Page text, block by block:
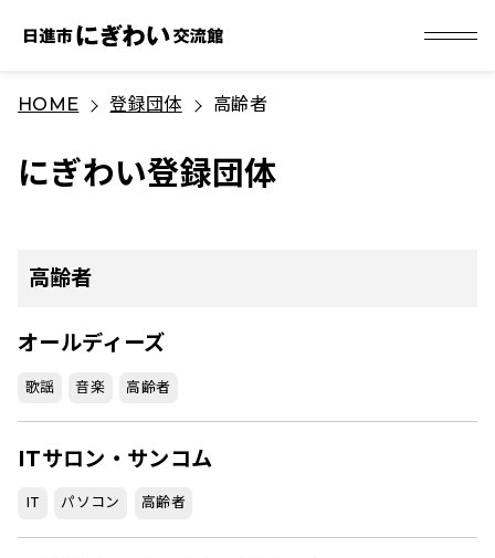
HOME 登録団体 高齢者
にぎわい登録団体
高齢者
オールディーズ
歌謡 音楽 高齢者
ITサロン・サンコム
IT パソコン 高齢者